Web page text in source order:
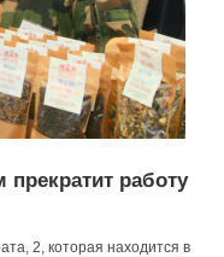
работу
2, которая находится в